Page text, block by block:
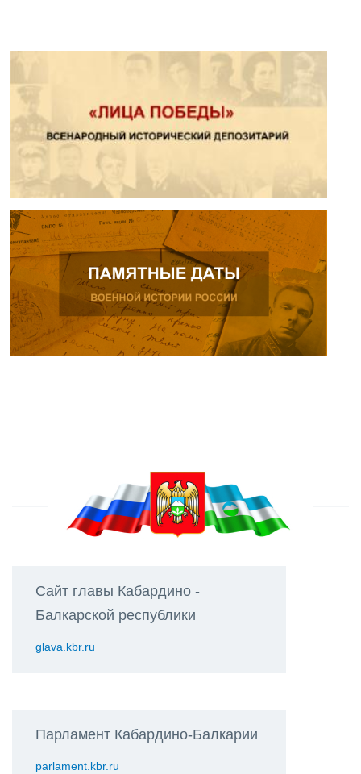
Сайт главы Кабардино -
Балкарской республики
glava.kbr.ru
Парламент Кабардино-Балкарии
parlament.kbr.ru